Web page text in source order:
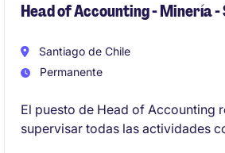
Head of Accounting - Minería
Santiago de Chile
Permanente
El puesto de Head of Accounting
supervisar todas las actividades